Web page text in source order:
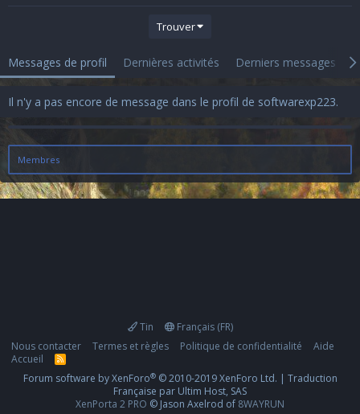
Trouver
Messages de profil Dernières activités Derniers messages
Il n'y a pas encore de message dans le profil de softwarexp223.
Membres
Tin
Français (FR)
Nous contacter
Termes et règles Politique de confidentialité
Aide
Accueil
R
S
S
Forum software by XenForo® © 2010-2019 XenForo Ltd. | Traduction
Française par Ultim Host, SAS
XenPorta 2 PRO © Jason Axelrod of 8WAYRUN